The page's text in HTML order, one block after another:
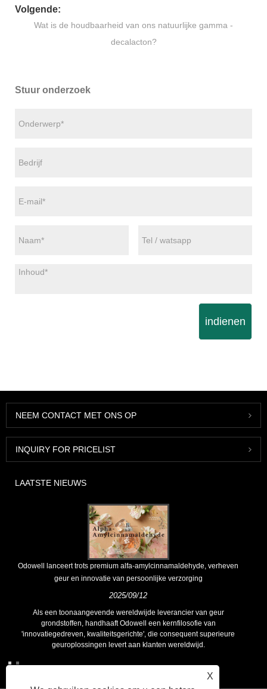
Volgende:
Wat is de houdbaarheid van ons natuurlijke gamma -
decalacton?
Stuur onderzoek
indienen
NEEM CONTACT MET ONS OP
INQUIRY FOR PRICELIST
LAATSTE NIEUWS
Odowell lanceert trots premium alfa-amylcinnamaldehyde, verheven
geur en innovatie van persoonlijke verzorging
2025/09/12
Als een toonaangevende wereldwijde leverancier van geur
grondstoffen, handhaaft Odowell een kernfilosofie van
'innovatiegedreven, kwaliteitsgerichte', die consequent superieure
geuroplossingen levert aan klanten wereldwijd.
X